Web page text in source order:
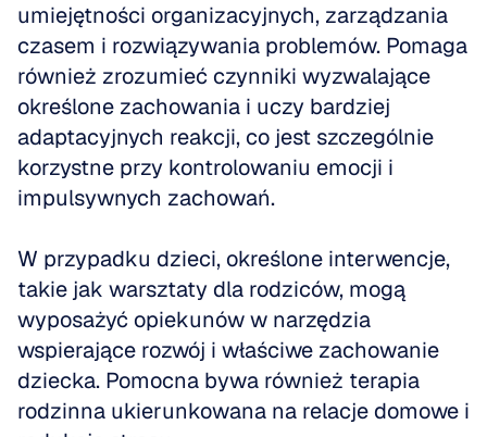
umiejętności organizacyjnych, zarządzania
czasem i rozwiązywania problemów. Pomaga
również zrozumieć czynniki wyzwalające
określone zachowania i uczy bardziej
adaptacyjnych reakcji, co jest szczególnie
korzystne przy kontrolowaniu emocji i
impulsywnych zachowań.
W przypadku dzieci, określone interwencje,
takie jak warsztaty dla rodziców, mogą
wyposażyć opiekunów w narzędzia
wspierające rozwój i właściwe zachowanie
dziecka. Pomocna bywa również terapia
rodzinna ukierunkowana na relacje domowe i